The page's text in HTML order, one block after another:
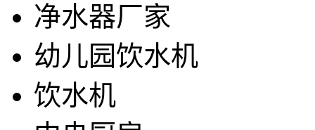
净水器厂家
幼儿园饮水机
饮水机